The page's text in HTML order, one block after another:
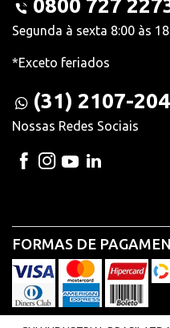
0800 727
Segunda à sexta 8:00 às
*Exceto feriados
(31) 2107-
Nossas Redes Sociais
FORMAS DE